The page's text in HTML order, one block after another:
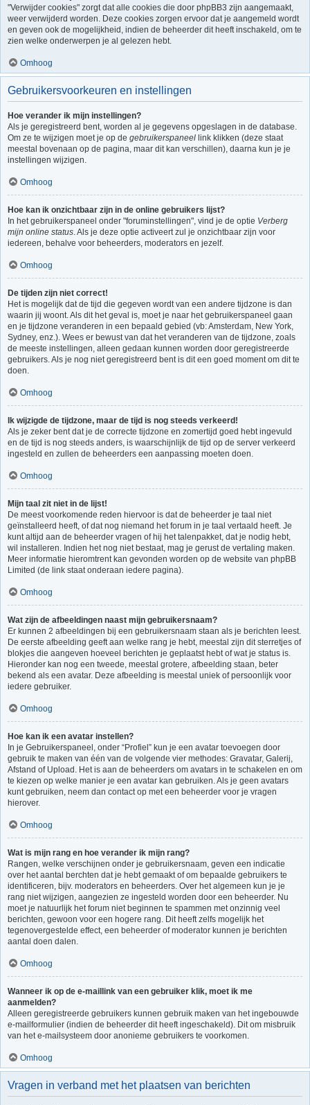
"Verwijder cookies" zorgt dat alle cookies die door phpBB3 zijn aangemaakt,
weer verwijderd worden. Deze cookies zorgen ervoor dat je aangemeld wordt
en geven ook de mogelijkheid, indien de beheerder dit heeft inschakeld, om te
zien welke onderwerpen je al gelezen hebt.
Omhoog
Gebruikersvoorkeuren en instellingen
Hoe verander ik mijn instellingen?
Als je geregistreerd bent, worden al je gegevens opgeslagen in de database.
Om ze te wijzigen moet je op de gebruikerspaneel link klikken (deze staat
meestal bovenaan op de pagina, maar dit kan verschillen), daarna kun je je
instellingen wijzigen.
Omhoog
Hoe kan ik onzichtbaar zijn in de online gebruikers lijst?
In het gebruikerspaneel onder "foruminstellingen", vind je de optie Verberg
mijn online status. Als je deze optie activeert zul je onzichtbaar zijn voor
iedereen, behalve voor beheerders, moderators en jezelf.
Omhoog
De tijden zijn niet correct!
Het is mogelijk dat de tijd die gegeven wordt van een andere tijdzone is dan
waarin jij woont. Als dit het geval is, moet je naar het gebruikerspaneel gaan
en je tijdzone veranderen in een bepaald gebied (vb: Amsterdam, New York,
Sydney, enz.). Wees er bewust van dat het veranderen van de tijdzone, zoals
de meeste instellingen, alleen gedaan kunnen worden door geregistreerde
gebruikers. Als je nog niet geregistreerd bent is dit een goed moment om dit te
doen.
Omhoog
Ik wijzigde de tijdzone, maar de tijd is nog steeds verkeerd!
Als je zeker bent dat je de correcte tijdzone en zomertijd goed hebt ingevuld
en de tijd is nog steeds anders, is waarschijnlijk de tijd op de server verkeerd
ingesteld en zullen de beheerders een aanpassing moeten doen.
Omhoog
Mijn taal zit niet in de lijst!
De meest voorkomende reden hiervoor is dat de beheerder je taal niet
geïnstalleerd heeft, of dat nog niemand het forum in je taal vertaald heeft. Je
kunt altijd aan de beheerder vragen of hij het talenpakket, dat je nodig hebt,
wil installeren. Indien het nog niet bestaat, mag je gerust de vertaling maken.
Meer informatie hieromtrent kan gevonden worden op de website van phpBB
Limited (de link staat onderaan iedere pagina).
Omhoog
Wat zijn de afbeeldingen naast mijn gebruikersnaam?
Er kunnen 2 afbeeldingen bij een gebruikersnaam staan als je berichten leest.
De eerste afbeelding geeft aan welke rang je hebt, meestal zijn dit sterretjes of
blokjes die aangeven hoeveel berichten je geplaatst hebt of wat je status is.
Hieronder kan nog een tweede, meestal grotere, afbeelding staan, beter
bekend als een avatar. Deze afbeelding is meestal uniek of persoonlijk voor
iedere gebruiker.
Omhoog
Hoe kan ik een avatar instellen?
In je Gebruikerspaneel, onder “Profiel” kun je een avatar toevoegen door
gebruik te maken van één van de volgende vier methodes: Gravatar, Galerij,
Afstand of Upload. Het is aan de beheerders om avatars in te schakelen en om
te kiezen op welke manier je een avatar kan gebruiken. Als je geen avatars
kunt gebruiken, neem dan contact op met een beheerder voor je vragen
hierover.
Omhoog
Wat is mijn rang en hoe verander ik mijn rang?
Rangen, welke verschijnen onder je gebruikersnaam, geven een indicatie
over het aantal berchten dat je hebt gemaakt of om bepaalde gebruikers te
identificeren, bijv. moderators en beheerders. Over het algemeen kun je je
rang niet wijzigen, aangezien ze ingesteld worden door een beheerder. Nu
moet je natuurlijk het forum niet beginnen te spammen met onzinnig veel
berichten, gewoon voor een hogere rang. Dit heeft zelfs mogelijk het
tegenovergestelde effect, een beheerder of moderator kunnen je berichten
aantal doen dalen.
Omhoog
Wanneer ik op de e-maillink van een gebruiker klik, moet ik me
aanmelden?
Alleen geregistreerde gebruikers kunnen gebruik maken van het ingebouwde
e-mailformulier (indien de beheerder dit heeft ingeschakeld). Dit om misbruik
van het e-mailsysteem door anonieme gebruikers te voorkomen.
Omhoog
Vragen in verband met het plaatsen van berichten